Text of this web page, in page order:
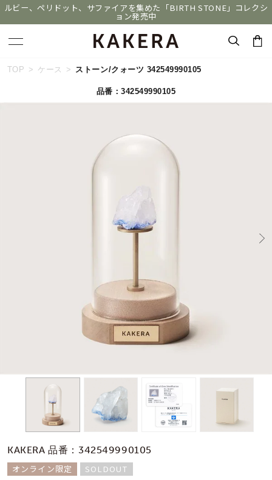
ルビー、ペリドット、サファイアを集めた「BIRTH STONE」コレクシ
ョン発売中
キーワードで検索する
#ペア #ダイヤモンド ネックレス
誕生石
モチーフ
石の色
TOP ケース ストーン/クォーツ 342549990105
品番：342549990105
KAKERA 品番：342549990105
オンライン限定
SOLDOUT